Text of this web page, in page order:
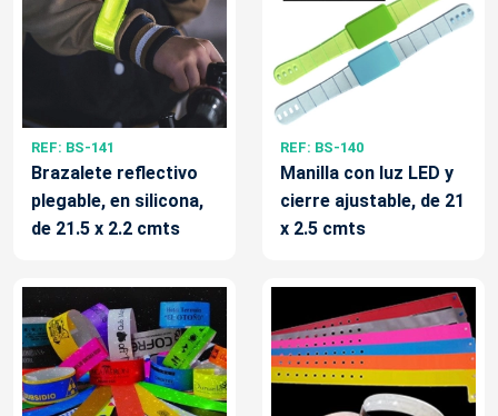
REF: BS-141
Brazalete reflectivo
plegable, en silicona,
de 21.5 x 2.2 cmts
REF: BS-140
Manilla con luz LED y
cierre ajustable, de 21
x 2.5 cmts